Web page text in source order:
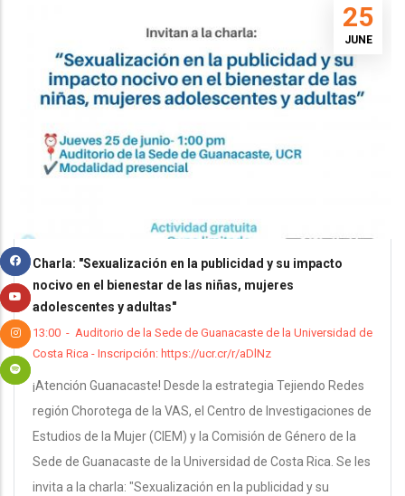
25
JUNE
Charla: "Sexualización en la publicidad y su impacto
nocivo en el bienestar de las niñas, mujeres
adolescentes y adultas"
13:00 - Auditorio de la Sede de Guanacaste de la Universidad de
Costa Rica - Inscripción: https://ucr.cr/r/aDlNz
¡Atención Guanacaste! Desde la estrategia Tejiendo Redes
región Chorotega de la VAS, el Centro de Investigaciones de
Estudios de la Mujer (CIEM) y la Comisión de Género de la
Sede de Guanacaste de la Universidad de Costa Rica. Se les
invita a la charla: "Sexualización en la publicidad y su